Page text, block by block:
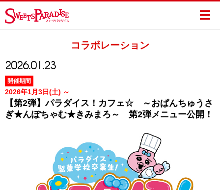
コラボレーション
2026.01.23
開催期間
2026年1月3日(土) ～
【第2弾】パラダイス！カフェ☆ ～おぱんちゅうさ
ぎ★んぽちゃむ★きみまろ～ 第2弾メニュー公開！